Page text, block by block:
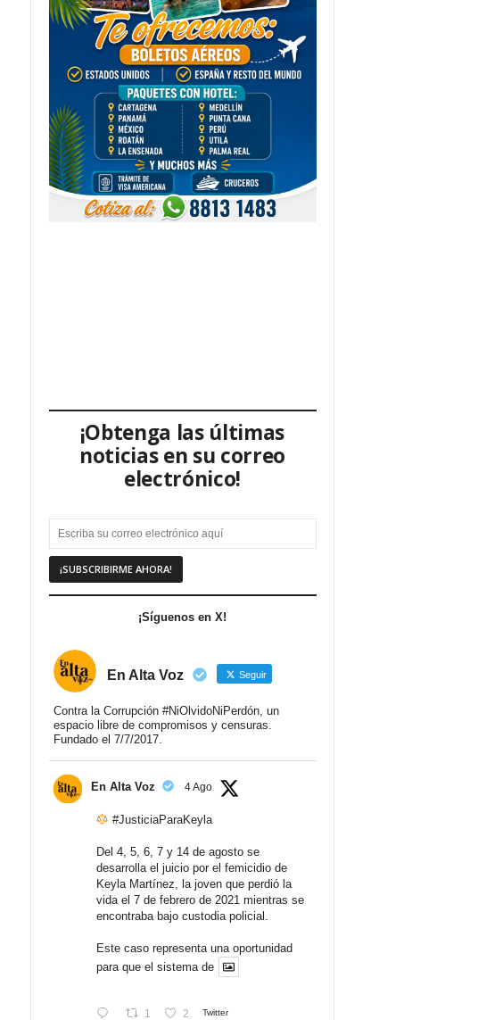
¡Obtenga las últimas
noticias en su correo
electrónico!
¡Síguenos en X!
En Alta Voz Seguir
Contra la Corrupción #NiOlvidoNiPerdón, un
espacio libre de compromisos y censuras.
Fundado el 7/7/2017.
En Alta Voz 4 Ago
#JusticiaParaKeyla
Del 4, 5, 6, 7 y 14 de agosto se
desarrolla el juicio por el femicidio de
Keyla Martínez, la joven que perdió la
vida el 7 de febrero de 2021 mientras se
encontraba bajo custodia policial.
Este caso representa una oportunidad
para que el sistema de
1 2 Twitter